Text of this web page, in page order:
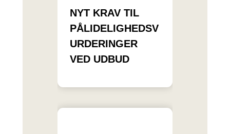
NYT KRAV TIL
PÅLIDELIGHEDSV
URDERINGER
VED UDBUD